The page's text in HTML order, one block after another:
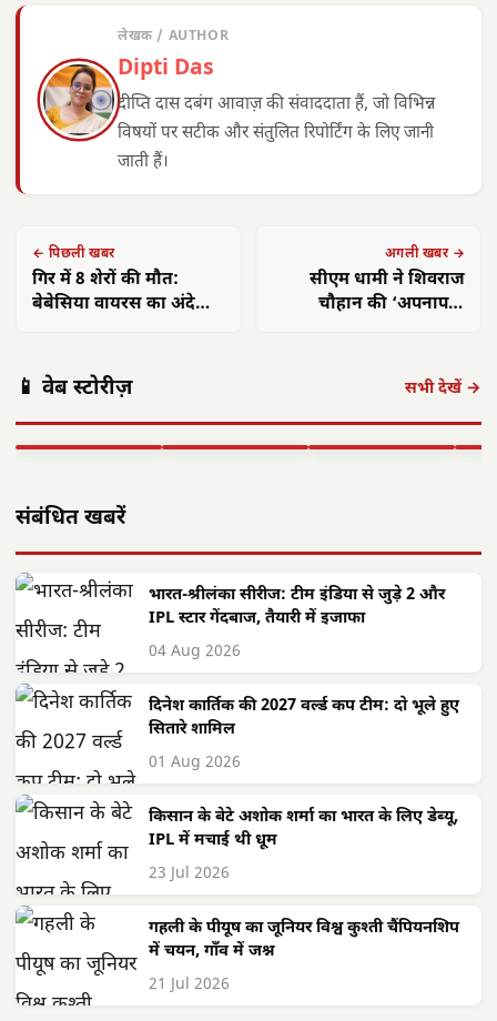
लेखक / AUTHOR
Dipti Das
दीप्ति दास दबंग आवाज़ की संवाददाता हैं, जो विभिन्न
विषयों पर सटीक और संतुलित रिपोर्टिंग के लिए जानी
जाती हैं।
← पिछली खबर
गिर में 8 शेरों की मौत:
बेबेसिया वायरस का अंदेशा,
अगली खबर →
सीएम धामी ने शिवराज
चौहान की ‘अपनापन’
📱 वेब स्टोरीज़ सभी देखें →
श्रीवास्तव ने वर्ल्ड
जीता…
को 500 करोड़,…
भारी बारिश का
अगस्त…
संबंधित खबरें
भारत-श्रीलंका सीरीज: टीम इंडिया से जुड़े 2 और
IPL स्टार गेंदबाज, तैयारी में इजाफा
04 Aug 2026
दिनेश कार्तिक की 2027 वर्ल्ड कप टीम: दो भूले हुए
सितारे शामिल
01 Aug 2026
किसान के बेटे अशोक शर्मा का भारत के लिए डेब्यू,
IPL में मचाई थी धूम
23 Jul 2026
गहली के पीयूष का जूनियर विश्व कुश्ती चैंपियनशिप
में चयन, गाँव में जश्न
21 Jul 2026